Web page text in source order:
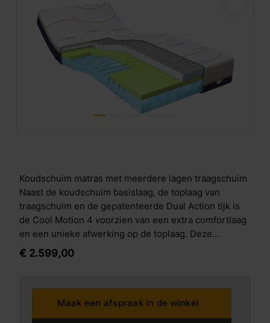
Koudschuim matras met meerdere lagen traagschuim
Naast de koudschuim basislaag, de toplaag van
traagschuim en de gepatenteerde Dual Action tijk is
de Cool Motion 4 voorzien van een extra comfortlaag
en een unieke afwerking op de toplaag. Deze
combinatie garandeert je jarenlang slaapplezier!
Opbouw Cool Motion 4 De Cool Motion 4 is als volgt
matras gaat verschuiven zit aan de onderkant een
ventilerende antislip laag. Geprofileerd
koudschuimDe basislaag van koudschuim is
€ 2.599,00
Maak een afspraak in de winkel